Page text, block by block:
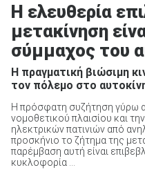
ΑΝΑΖΗΤΗΣΗ
Επιχειρήσεις
ΑΝΑΖΗΤΗΣΗ
Η ελευθερία
μετακίνηση
σύμμαχος του
H πραγματική βιώσιμη
τον πόλεμο στο
Η πρόσφατη συζήτηση γύρω
νομοθετικού πλαισίου και
ηλεκτρικών πατινιών από
προσκήνιο το ζήτημα της
παρέμβαση αυτή είναι
κυκλοφορία ...